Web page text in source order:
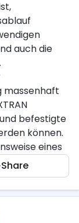
auch die
massenhaft
befestigte
können.
eines
cseTools
ist
Share